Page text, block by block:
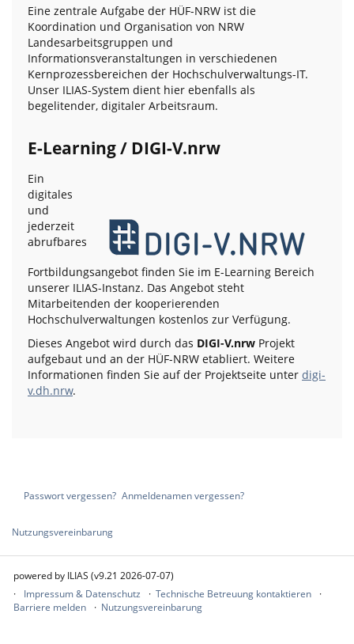
Eine zentrale Aufgabe der HÜF-NRW ist die
Koordination und Organisation von NRW
Landesarbeitsgruppen und
Informationsveranstaltungen in verschiedenen
Kernprozessbereichen der Hochschulverwaltungs-IT.
Unser ILIAS-System dient hier ebenfalls als
begelitender, digitaler Arbeitsraum.
E-Learning / DIGI-V.nrw
Ein
digitales
und
jederzeit
abrufbares
Fortbildungsangebot finden Sie im E-Learning Bereich
unserer ILIAS-Instanz. Das Angebot steht
Mitarbeitenden der kooperierenden
Hochschulverwaltungen kostenlos zur Verfügung.
Dieses Angebot wird durch das DIGI-V.nrw Projekt
aufgebaut und an der HÜF-NRW etabliert. Weitere
Informationen finden Sie auf der Projektseite unter digi-
v.dh.nrw.
Passwort vergessen? Anmeldenamen vergessen?
Nutzungsvereinbarung
powered by ILIAS (v9.21 2026-07-07)
Impressum & Datenschutz
Technische Betreuung kontaktieren
Barriere melden
Nutzungsvereinbarung